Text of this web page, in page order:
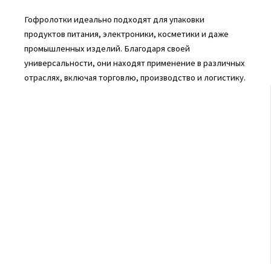
Гофролотки идеально подходят для упаковки
продуктов питания, электроники, косметики и даже
промышленных изделий. Благодаря своей
универсальности, они находят применение в различных
отраслях, включая торговлю, производство и логистику.